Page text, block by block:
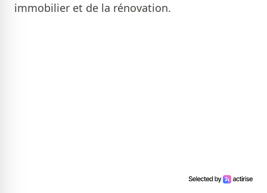
immobilier et de la rénovation.